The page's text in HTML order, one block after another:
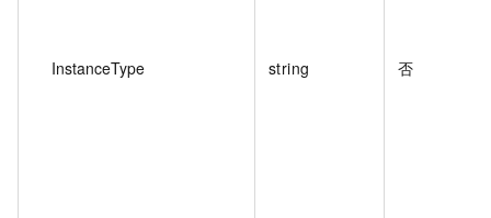
InstanceType string 否